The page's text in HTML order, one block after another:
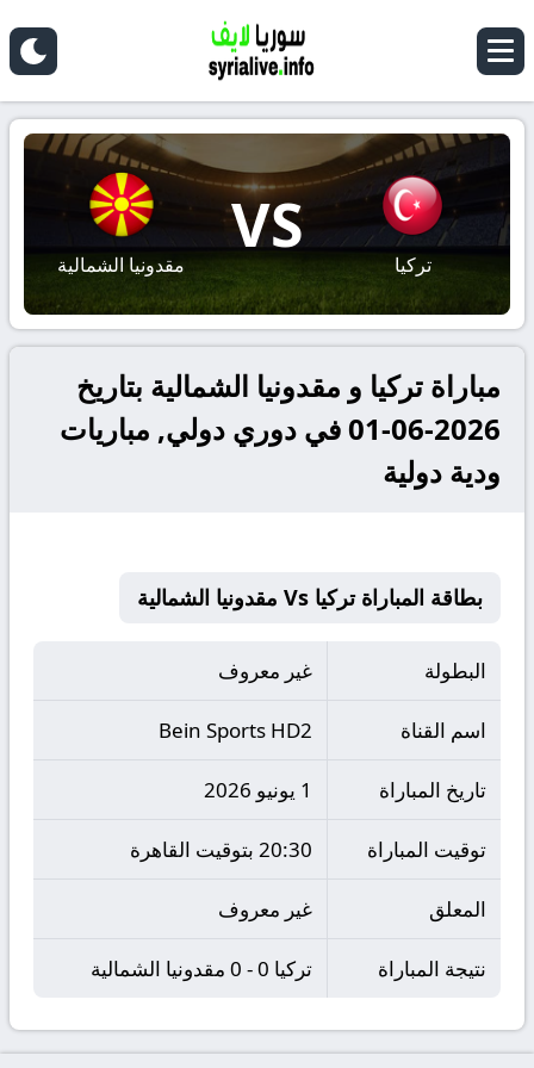
تركيا
VS
مقدونيا الشمالية
مباراة تركيا و مقدونيا الشمالية بتاريخ
2026-06-01 في دوري دولي, مباريات
ودية دولية
بطاقة المباراة تركيا Vs مقدونيا الشمالية
البطولة غير معروف
اسم القناة Bein Sports HD2
تاريخ المباراة 1 يونيو 2026
توقيت المباراة 20:30 بتوقيت القاهرة
المعلق غير معروف
نتيجة المباراة تركيا 0 - 0 مقدونيا الشمالية